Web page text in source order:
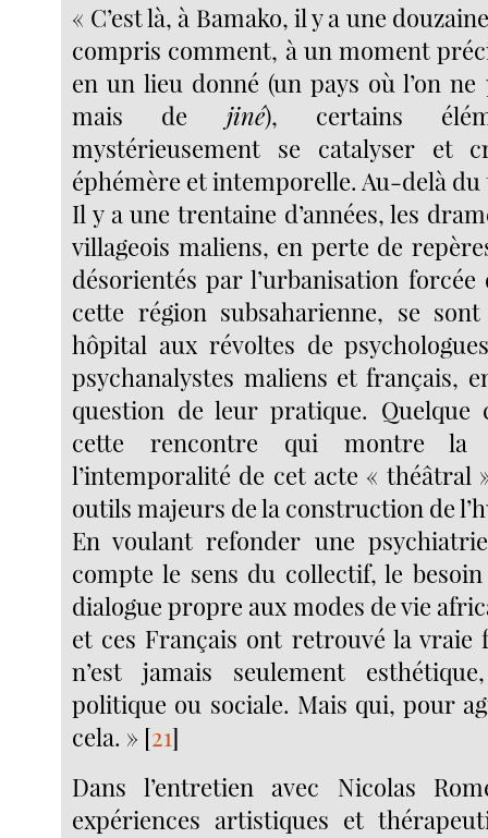
« C’est là, à Bamako, il y a une
compris comment, à un moment
en un lieu donné (un pays où l’on
mais de jiné), certains
mystérieusement se catalyser et
éphémère et intemporelle. Au-delà du
Il y a une trentaine d’années, les
villageois maliens, en perte de
désorientés par l’urbanisation
cette région subsaharienne, se
hôpital aux révoltes de
psychanalystes maliens et français,
question de leur pratique. Quelque
cette rencontre qui montre la
l’intemporalité de cet acte « théâtral
outils majeurs de la construction de
En voulant refonder une
compte le sens du collectif, le besoin
dialogue propre aux modes de vie
et ces Français ont retrouvé la vraie
n’est jamais seulement
politique ou sociale. Mais qui, pour
cela. » [21]
Dans l’entretien avec Nicolas
expériences artistiques et